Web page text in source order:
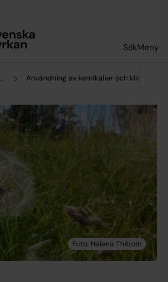
SökMeny
... Användning av kemikalier och